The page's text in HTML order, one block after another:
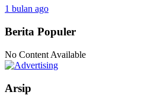
1 bulan ago
Berita Populer
No Content Available
Arsip